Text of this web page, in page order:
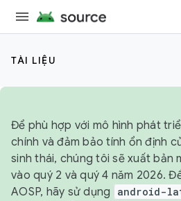
TÀI LIỆU
Để phù hợp với mô hình phát
chính và đảm bảo tính ổn định
sinh thái, chúng tôi sẽ xuất bản
vào quý 2 và quý 4 năm 2026.
AOSP, hãy sử dụng
android-